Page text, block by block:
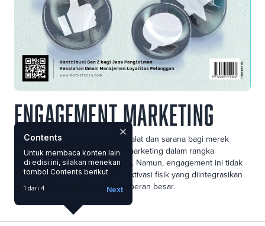
Engagement Marketing
Era digital menyuguhkan aneka alat dan sarana bagi merek
untuk melakukan engagement marketing dalam rangka
memperkuat loyalitas pelanggan. Namun, engagement ini tidak
melulu digapai dengan digital. Aktivasi fisik yang diintegrasikan
dengan aktivasi online memiliki peran besar.
Contents
Untuk membaca konten lain
di edisi ini, silakan menekan
tombol Contents berikut
1 dari 4 Next